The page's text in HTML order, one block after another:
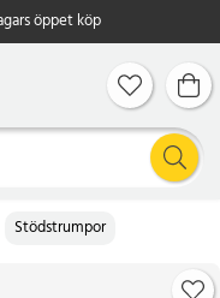
öppet köp
Stödstrumpor